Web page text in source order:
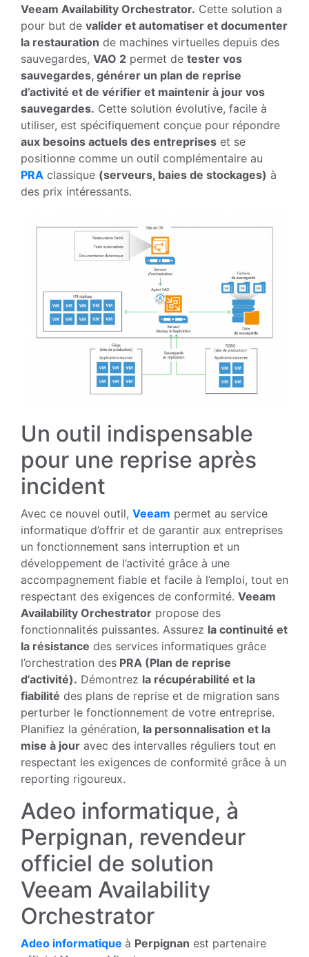
Veeam Availability Orchestrator. Cette solution a
pour but de valider et automatiser et documenter
la restauration de machines virtuelles depuis des
sauvegardes, VAO 2 permet de tester vos
sauvegardes, générer un plan de reprise
d’activité et de vérifier et maintenir à jour vos
sauvegardes. Cette solution évolutive, facile à
utiliser, est spécifiquement conçue pour répondre
aux besoins actuels des entreprises et se
positionne comme un outil complémentaire au
PRA classique (serveurs, baies de stockages) à
des prix intéressants.
Un outil indispensable
pour une reprise après
incident
Avec ce nouvel outil, Veeam permet au service
informatique d’offrir et de garantir aux entreprises
un fonctionnement sans interruption et un
développement de l’activité grâce à une
accompagnement fiable et facile à l’emploi, tout en
respectant des exigences de conformité. Veeam
Availability Orchestrator propose des
fonctionnalités puissantes. Assurez la continuité et
la résistance des services informatiques grâce
l’orchestration des PRA (Plan de reprise
d’activité). Démontrez la récupérabilité et la
fiabilité des plans de reprise et de migration sans
perturber le fonctionnement de votre entreprise.
Planifiez la génération, la personnalisation et la
mise à jour avec des intervalles réguliers tout en
respectant les exigences de conformité grâce à un
reporting rigoureux.
Adeo informatique, à
Perpignan, revendeur
officiel de solution
Veeam Availability
Orchestrator
Adeo informatique à Perpignan est partenaire